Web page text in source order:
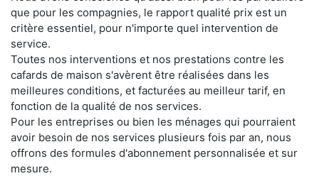
que pour les compagnies, le rapport qualité prix est un
critère essentiel, pour n'importe quel intervention de
service.
Toutes nos interventions et nos prestations contre les
cafards de maison s'avèrent être réalisées dans les
meilleures conditions, et facturées au meilleur tarif, en
fonction de la qualité de nos services.
Pour les entreprises ou bien les ménages qui pourraient
avoir besoin de nos services plusieurs fois par an, nous
offrons des formules d'abonnement personnalisée et sur
mesure.